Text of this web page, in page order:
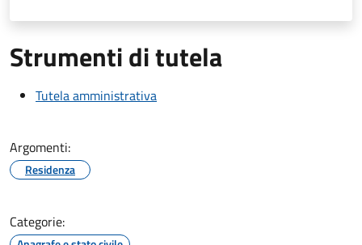
Strumenti di tutela
Tutela amministrativa
Argomenti:
Residenza
Categorie: